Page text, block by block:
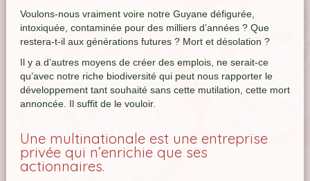
Voulons-nous vraiment voire notre Guyane défigurée,
intoxiquée, contaminée pour des milliers d’années ? Que
restera-t-il aux générations futures ? Mort et désolation ?
Il y a d’autres moyens de créer des emplois, ne serait-ce
qu’avec notre riche biodiversité qui peut nous rapporter le
développement tant souhaité sans cette mutilation, cette mort
annoncée. Il suffit de le vouloir.
Une multinationale est une entreprise
privée qui n’enrichie que ses
actionnaires.